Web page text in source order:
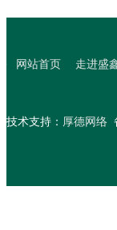
网站首页 走进盛
技术支持： 厚德网络